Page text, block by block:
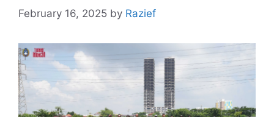
February 16, 2025 by Razief